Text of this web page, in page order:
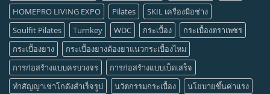
HOMEPRO LIVING EXPO
Pilates
SKIL เครื่องมือช่าง
Soulfit Pilates
Turnkey WDC กระเบื้อง
กระเบื้องตราเพชร
กระเบื้องยาง
กระเบื้องยางต้องยาแนวกระเบื้องไหม
การก่อสร้างแบบครบวงจร
การก่อสร้างแบบเบ็ดเสร็จ
ทำสัญญาเช่าโกดังสำเร็จรูป
นวัตกรรมกระเบื้อง
นโยบายขึ้นค่าแรง